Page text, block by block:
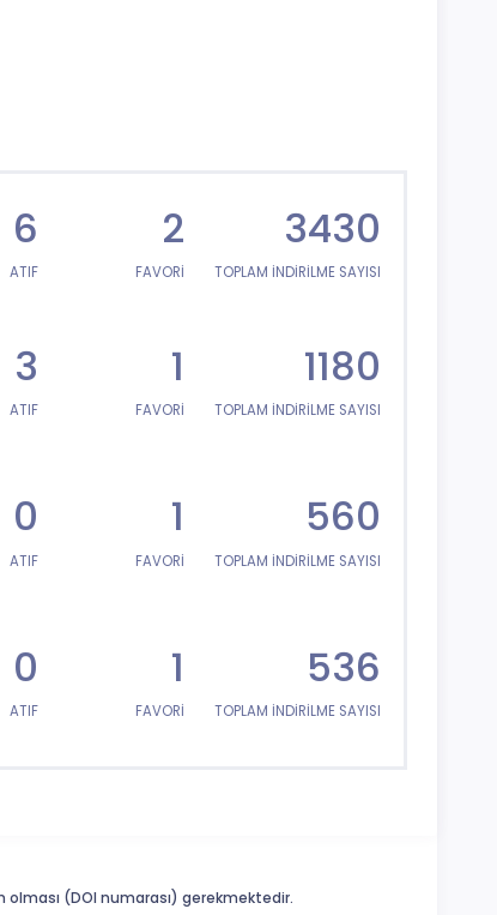
6
ATIF
2
FAVORİ
3430
TOPLAM İNDİRİLME SAYISI
3
ATIF
1
FAVORİ
1180
TOPLAM İNDİRİLME SAYISI
0
ATIF
1
FAVORİ
560
TOPLAM İNDİRİLME SAYISI
0
ATIF
1
FAVORİ
536
TOPLAM İNDİRİLME SAYISI
(DOI numarası) gerekmektedir.